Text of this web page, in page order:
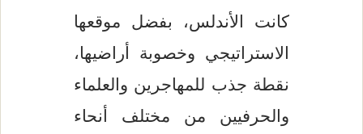
كانت الأندلس، بفضل موقعها
الاستراتيجي وخصوبة أراضيها،
نقطة جذب للمهاجرين والعلماء
والحرفيين من مختلف أنحاء